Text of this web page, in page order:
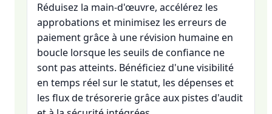
Réduisez la main-d'œuvre, accélérez les
approbations et minimisez les erreurs de
paiement grâce à une révision humaine en
boucle lorsque les seuils de confiance ne
sont pas atteints. Bénéficiez d'une visibilité
en temps réel sur le statut, les dépenses et
les flux de trésorerie grâce aux pistes d'audit